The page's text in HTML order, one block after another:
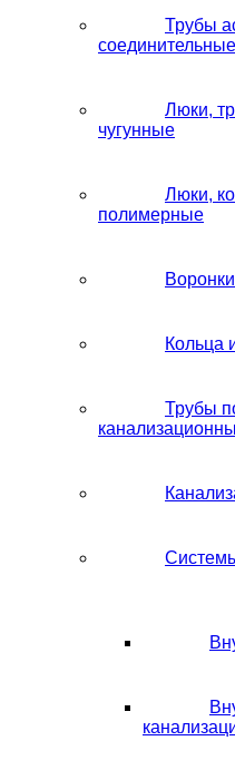
Трубы
Люки,
чугунные
Люки,
полимерные
Кольца
Трубы